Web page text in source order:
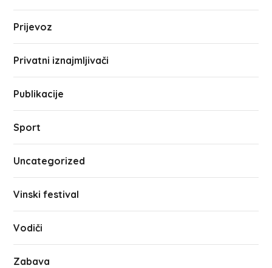
Prijevoz
Privatni iznajmljivači
Publikacije
Sport
Uncategorized
Vinski festival
Vodiči
Zabava